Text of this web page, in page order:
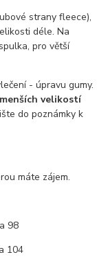
strany fleece),
déle. Na
pro větší
- úpravu gumy.
velikostí
do poznámky k
máte zájem.
98
104